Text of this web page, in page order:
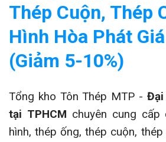
Thép Cuộn, Thép
Hình Hòa Phát
(Giảm 5-10%)
Tổng kho Tôn Thép MTP - Đại
tại TPHCM chuyên cung
hình, thép ống, thép cuộn,